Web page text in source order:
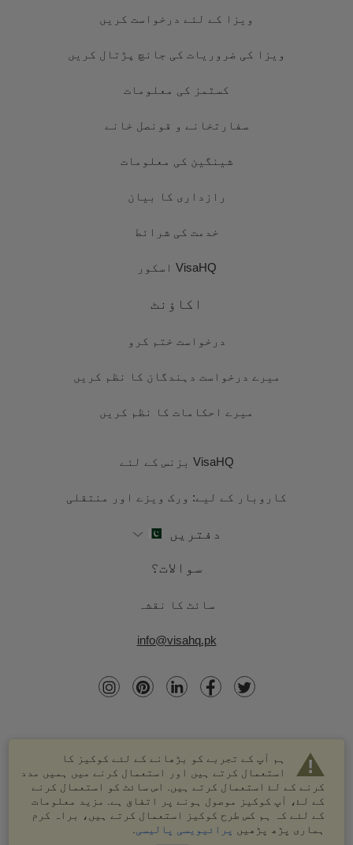
ہم آپ کے تجربے کو بڑھانے کے لئے کوکیز کا
استعمال کرتے ہیں اور استعمال کرنے میں ہمیں مدد
کرنے کے لۓ استعمال کرتے ہیں. اس سائٹ کو استعمال کرنے
کے لۓ، آپ کوکیز موصول ہونے پر اتفاق ہے. مزید معلومات
کے لئے کہ ہم کس طرح کوکیز استعمال کرتے ہیں، براہ کرم
ہماری پڑھ پڑھیں
پرائیویسی پالیسی
ویزا کے لئے درخواست کریں
ویزا کی ضروریات کی جانچ پڑتال کریں
کسٹمز کی معلومات
سفارتخانے و قونصل خانے
شینگین کی معلومات
رازداری کا بیان
خدمت کی شرائط
VisaHQ اسکور
اکاؤنٹ
درخواست ختم کرو
میرے درخواست دہندگان کا نظم کریں
میرے احکامات کا نظم کریں
VisaHQ بزنس کے لئے
کاروبار کے لیے: ورک ویزے اور منتقلی
دفتریں
سوالات؟
سائٹ کا نقشہ
info@visahq.pk
© 2003-2026 VisaHQ.com، انک. تمام حقوق محفوظ ہیں۔